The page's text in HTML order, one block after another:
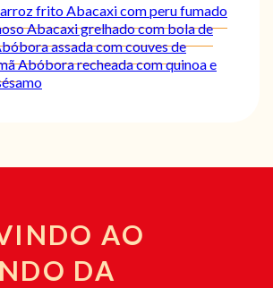
fritoAbacaxi com peru fumado
Abacaxi grelhado com bola de
assada com couves de
Abóbora recheada com quinoa e
AO
DA